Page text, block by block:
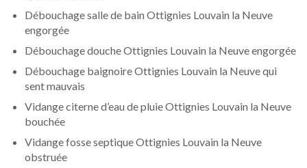
Débouchage salle de bain Ottignies Louvain la Neuve
engorgée
Débouchage douche Ottignies Louvain la Neuve engorgée
Débouchage baignoire Ottignies Louvain la Neuve qui
sent mauvais
Vidange citerne d’eau de pluie Ottignies Louvain la Neuve
bouchée
Vidange fosse septique Ottignies Louvain la Neuve
obstruée